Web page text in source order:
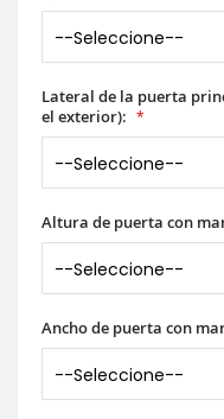
Lateral de la puerta
el exterior):
Altura de puerta con
Ancho de puerta con